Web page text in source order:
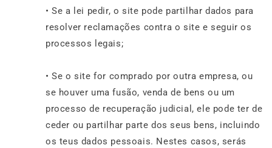
• Se a lei pedir, o site pode partilhar dados para
resolver reclamações contra o site e seguir os
processos legais;
• Se o site for comprado por outra empresa, ou
se houver uma fusão, venda de bens ou um
processo de recuperação judicial, ele pode ter de
ceder ou partilhar parte dos seus bens, incluindo
os teus dados pessoais. Nestes casos, serás